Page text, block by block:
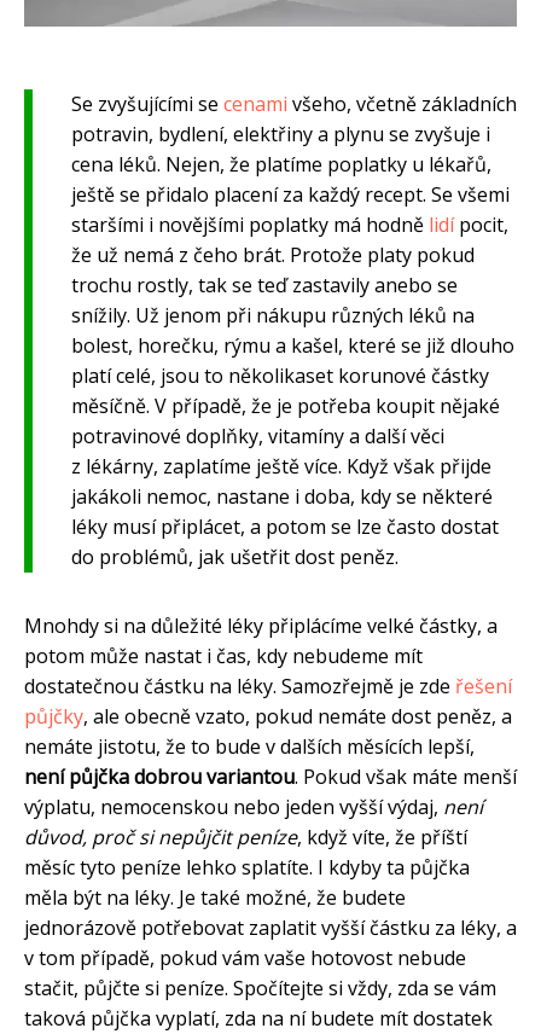
Se zvyšujícími se cenami všeho, včetně základních
potravin, bydlení, elektřiny a plynu se zvyšuje i
cena léků. Nejen, že platíme poplatky u lékařů,
ještě se přidalo placení za každý recept. Se všemi
staršími i novějšími poplatky má hodně lidípocit,
že už nemá z čeho brát. Protože platy pokud
trochu rostly, tak se teď zastavily anebo se
snížily. Už jenom při nákupu různých léků na
bolest, horečku, rýmu a kašel, které se již dlouho
platí celé, jsou to několikaset korunové částky
měsíčně. V případě, že je potřeba koupit nějaké
potravinové doplňky, vitamíny a další věci
z lékárny, zaplatíme ještě více. Když však přijde
jakákoli nemoc, nastane i doba, kdy se některé
léky musí připlácet, a potom se lze často dostat
do problémů, jak ušetřit dost peněz.
Mnohdy si na důležité léky připlácíme velké částky, a
potom může nastat i čas, kdy nebudeme mít
dostatečnou částku na léky. Samozřejmě je zde řešení
půjčky, ale obecně vzato, pokud nemáte dost peněz, a
nemáte jistotu, že to bude v dalších měsících lepší,
není půjčka dobrou variantou. Pokud však máte menší
výplatu, nemocenskou nebo jeden vyšší výdaj, není
důvod, proč si nepůjčit peníze, když víte, že příští
měsíc tyto peníze lehko splatíte. I kdyby ta půjčka
měla být na léky. Je také možné, že budete
jednorázově potřebovat zaplatit vyšší částku za léky, a
v tom případě, pokud vám vaše hotovost nebude
stačit, půjčte si peníze. Spočítejte si vždy, zda se vám
taková půjčka vyplatí, zda na ní budete mít dostatek